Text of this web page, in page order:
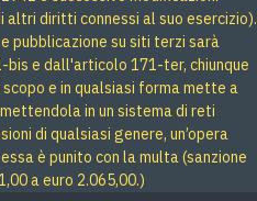
altri diritti connessi al suo esercizio).
pubblicazione su siti terzi sarà
e dall'articolo 171-ter, chiunque
e in qualsiasi forma mette a
in un sistema di reti
di qualsiasi genere, un’opera
è punito con la multa (sanzione
a euro 2.065,00.)